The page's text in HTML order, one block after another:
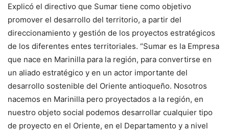
Explicó el directivo que Sumar tiene como objetivo
promover el desarrollo del territorio, a partir del
direccionamiento y gestión de los proyectos estratégicos
de los diferentes entes territoriales. “Sumar es la Empresa
que nace en Marinilla para la región, para convertirse en
un aliado estratégico y en un actor importante del
desarrollo sostenible del Oriente antioqueño. Nosotros
nacemos en Marinilla pero proyectados a la región, en
nuestro objeto social podemos desarrollar cualquier tipo
de proyecto en el Oriente, en el Departamento y a nivel